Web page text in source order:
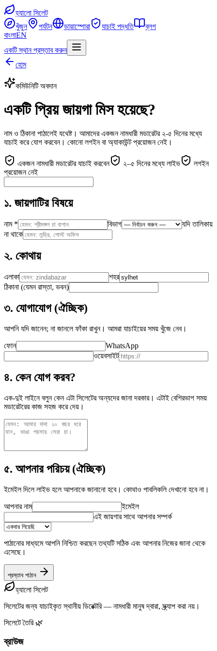
হ্যালো সিলেট
খুঁজুন
পর্যটন ডায়াস্পোরা যাচাই পদ্ধতি
ব্লগ
বাংলাEN
একটি স্থান প্রস্তাব করুন
হোম
কমিউনিটি অবদান
একটি প্রিয় জায়গা মিস হয়েছে?
নাম ও ঠিকানা পাঠালেই যথেষ্ট। আমাদের একজন নামধারী মডারেটর ২-৫ দিনের মধ্যে
যাচাই করে যোগ করবেন। কোনো লগইন বা অ্যাকাউন্ট প্রয়োজন নেই।
একজন নামধারী মডারেটর যাচাই করবেন ২–৫ দিনের মধ্যে লাইভ
লগইন
প্রয়োজন নেই
১. জায়গাটির বিষয়ে
নাম * বিভাগ
যদি তালিকায়
না থাকে
২. কোথায়
এলাকা
শহর
ঠিকানা (যেমন রাস্তা, ভবন)
৩. যোগাযোগ (ঐচ্ছিক)
আপনি যদি জানেন; না জানলে ফাঁকা রাখুন। আমরা যাচাইয়ের সময় খুঁজে নেব।
ফোন
WhatsApp
ওয়েবসাইট
৪. কেন যোগ করব?
এক-দুই লাইনে বলুন কেন এটা সিলেটের অন্যদের জানা দরকার। এটাই বেশিরভাগ সময়
মডারেটরের কাজ সহজ করে দেয়।
৫. আপনার পরিচয় (ঐচ্ছিক)
ইমেইল দিলে লাইভ হলে আপনাকে জানানো হবে। কোথাও পাবলিকলি দেখানো হবে না।
আপনার নাম
ইমেইল
এই জায়গার সাথে আপনার সম্পর্ক
পাঠানোর মাধ্যমে আপনি নিশ্চিত করছেন তথ্যটি সঠিক এবং আপনার নিজের জানা থেকে
এসেছে।
প্রস্তাব পাঠান
হ্যালো সিলেট
সিলেটের জন্য যাচাইকৃত স্থানীয় ডিরেক্টরি — নামধারী মানুষ দ্বারা, স্ক্র্যাপ করা নয়।
সিলেটে তৈরি 🌿
ব্রাউজ